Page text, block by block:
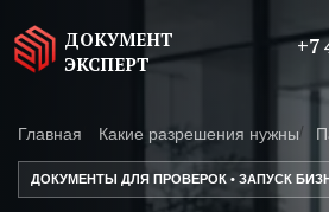
ДОКУМЕНТ
ЭКСПЕРТ
+7
Главная Какие разрешения нужны
ДОКУМЕНТЫ ДЛЯ ПРОВЕРОК • ЗАПУСК